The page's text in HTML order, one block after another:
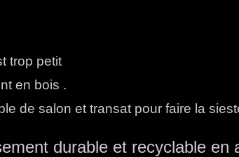
trop petit
en bois .
de salon et transat pour faire la
durable et recyclable en